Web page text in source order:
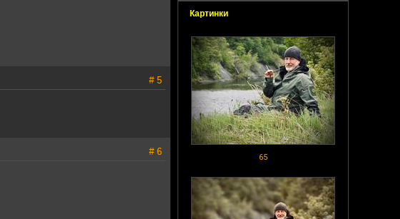
Картинки
65
# 5
# 6